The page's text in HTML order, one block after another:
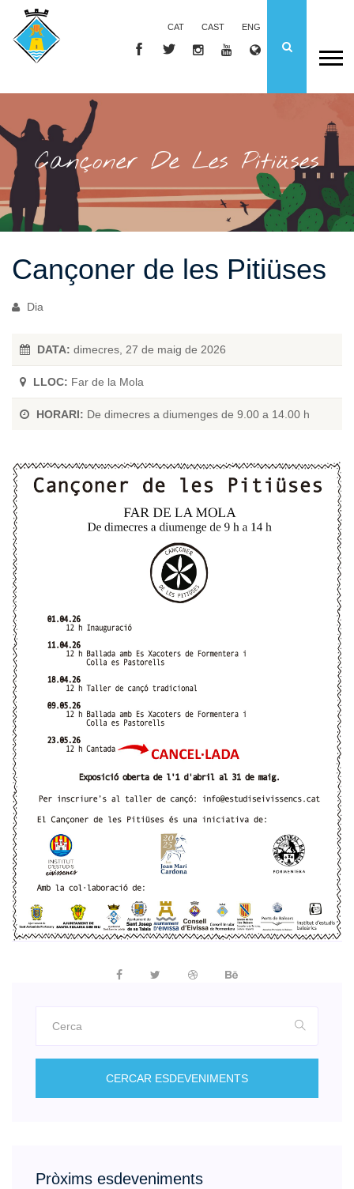
CAT CAST ENG
Cançoner De Les Pitiüses
Cançoner de les Pitiüses
Dia
DATA: dimecres, 27 de maig de 2026
LLOC: Far de la Mola
HORARI: De dimecres a diumenges de 9.00 a 14.00 h
CERCAR ESDEVENIMENTS
Pròxims esdeveniments